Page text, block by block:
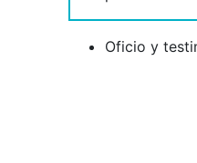
Oficio y